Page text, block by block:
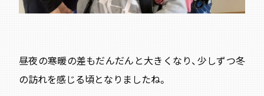
昼夜の寒暖の差もだんだんと大きくなり、少しずつ冬
の訪れを感じる頃となりましたね。